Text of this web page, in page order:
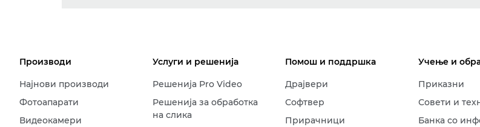
Производи
Најнови производи
Фотоапарати
Видеокамери
Услуги и решенија
Решенија Pro Video
Решенија за обработка
на слика
Помош и поддршка
Драјвери
Софтвер
Прирачници
Учење и
Приказни
Совети и
Банка со